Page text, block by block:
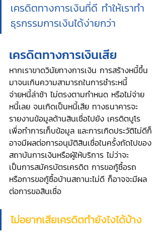
เครดิตทางการเงินที่ดี ทำให้เราทำ
ธุรกรรมการเงินได้ง่ายกว่า
เครดิตทางการเงินเสีย
หากเราขาดวินัยทางการเงิน การสร้างหนี้ขึ้น
มาจนเกินความสามารถในการชำระหนี้
จ่ายหนี้ล่าช้า ไม่ตรงตามกำหนด หรือไม่จ่าย
หนี้เลย จนเกิดเป็นหนี้เสีย ทางธนาคารจะ
รายงานข้อมูลด้านสินเชื่อไปยัง เครดิตบูโร
เพื่อทำการเก็บข้อมูล และการเกิดประวัติไม่ดีก็
อาจมีผลต่อการอนุมัติสินเชื่อในครั้งถัดไปของ
สถาบันการเงินหรือผู้ให้บริการ ไม่ว่าจะ
เป็นการสมัครบัตรเครดิต การขอกู้ซื้อรถ
หรือการขอกู้ซื้อบ้านสถานะไม่ดี ก็อาจจะมีผล
ต่อการขอสินเชื่อ
ไม่อยากเสียเครดิตทำยังไงได้บ้าง